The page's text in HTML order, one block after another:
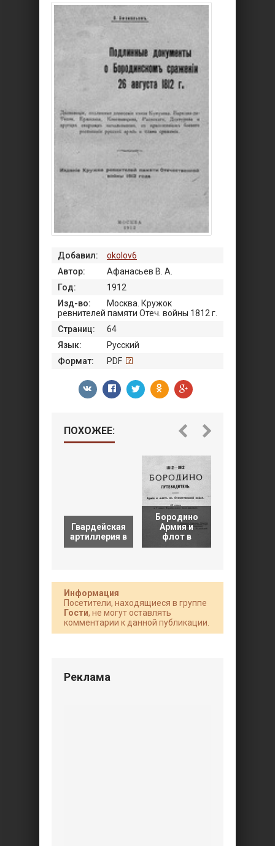
Добавил:
okolov6
Автор:
Афанасьев В. А.
Год:
1912
Изд-во:
Москва. Кружок
ревнителей памяти Отеч. войны 1812 г.
Страниц:
64
Язык:
Русский
Формат:
PDF
ПОХОЖЕЕ:
Гвардейская
артиллерия в
Бородино
Армия и
флот в
Информация
Посетители, находящиеся в группе
Гости, не могут оставлять
комментарии к данной публикации.
Реклама